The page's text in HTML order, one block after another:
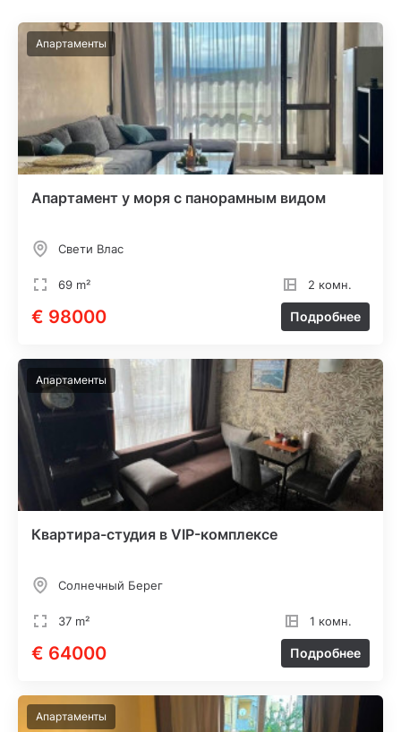
Апартаменты
Апартамент у моря с панорамным видом
Свети Влас
69 m² 2 комн.
€ 98000 Подробнее
Апартаменты
Квартира-студия в VIP-комплексе
Солнечный Берег
37 m² 1 комн.
€ 64000 Подробнее
Апартаменты